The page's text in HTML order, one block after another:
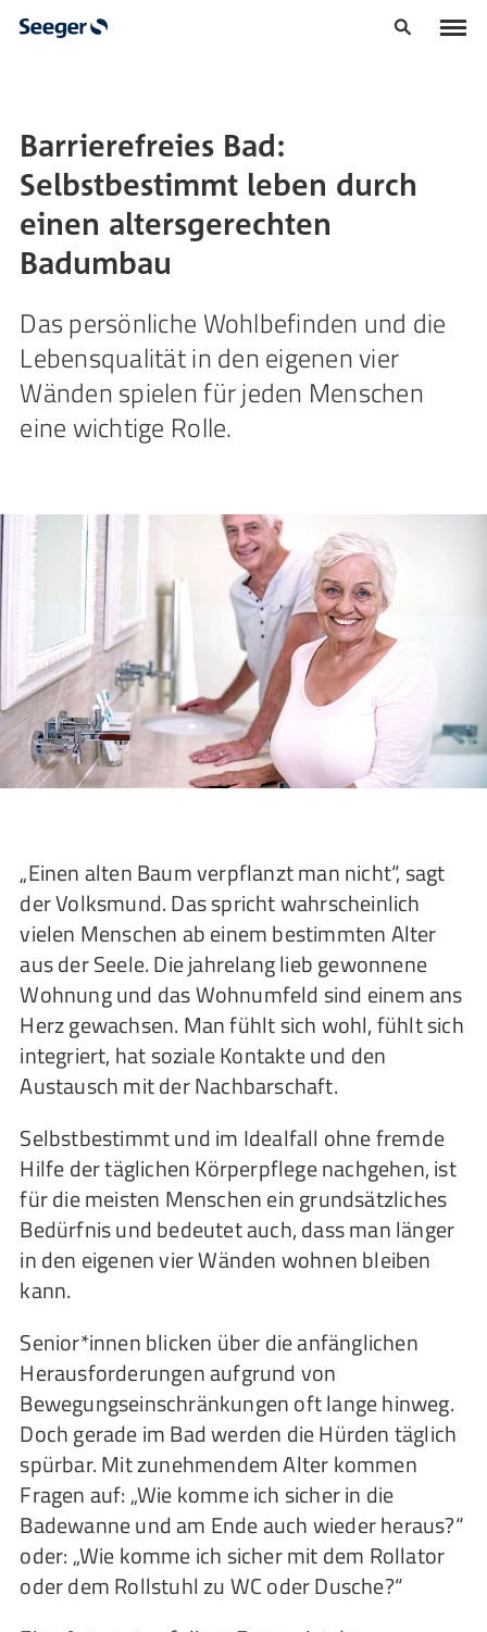
Barrierefreies Bad:
Selbstbestimmt leben durch
einen altersgerechten
Badumbau
Das persönliche Wohlbefinden und die
Lebensqualität in den eigenen vier
Wänden spielen für jeden Menschen
eine wichtige Rolle.
„Einen alten Baum verpflanzt man nicht“, sagt
der Volksmund. Das spricht wahrscheinlich
vielen Menschen ab einem bestimmten Alter
aus der Seele. Die jahrelang lieb gewonnene
Wohnung und das Wohnumfeld sind einem ans
Herz gewachsen. Man fühlt sich wohl, fühlt sich
integriert, hat soziale Kontakte und den
Austausch mit der Nachbarschaft.
Selbstbestimmt und im Idealfall ohne fremde
Hilfe der täglichen Körperpflege nachgehen, ist
für die meisten Menschen ein grundsätzliches
Bedürfnis und bedeutet auch, dass man länger
in den eigenen vier Wänden wohnen bleiben
kann.
Senior*innen blicken über die anfänglichen
Herausforderungen aufgrund von
Bewegungseinschränkungen oft lange hinweg.
Doch gerade im Bad werden die Hürden täglich
spürbar. Mit zunehmendem Alter kommen
Fragen auf: „Wie komme ich sicher in die
Badewanne und am Ende auch wieder heraus?“
oder: „Wie komme ich sicher mit dem Rollator
oder dem Rollstuhl zu WC oder Dusche?“